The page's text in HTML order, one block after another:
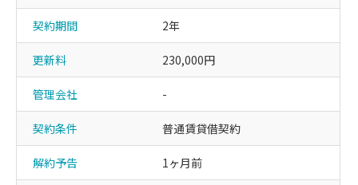
契約期間 2年
更新料 230,000円
管理会社 -
契約条件 普通賃貸借契約
解約予告 1ヶ月前